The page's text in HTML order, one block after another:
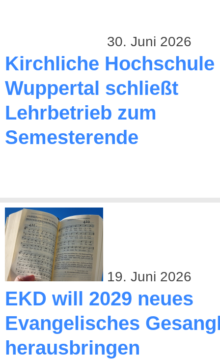
30. Juni 2026
Kirchliche Hochschule
Wuppertal schließt
Lehrbetrieb zum
Semesterende
19. Juni 2026
EKD will 2029 neues
Evangelisches
herausbringen